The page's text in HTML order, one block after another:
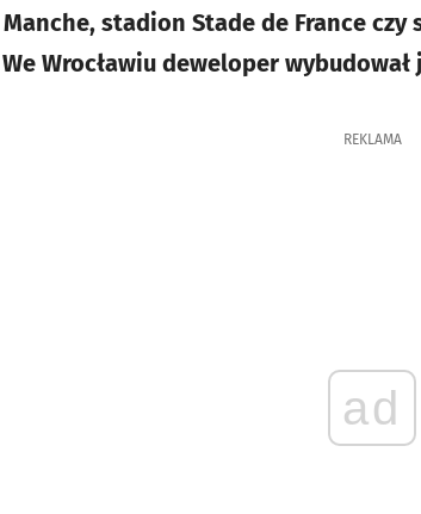
Manche, stadion Stade de France
Wrocławiu deweloper
REKLAMA
ad